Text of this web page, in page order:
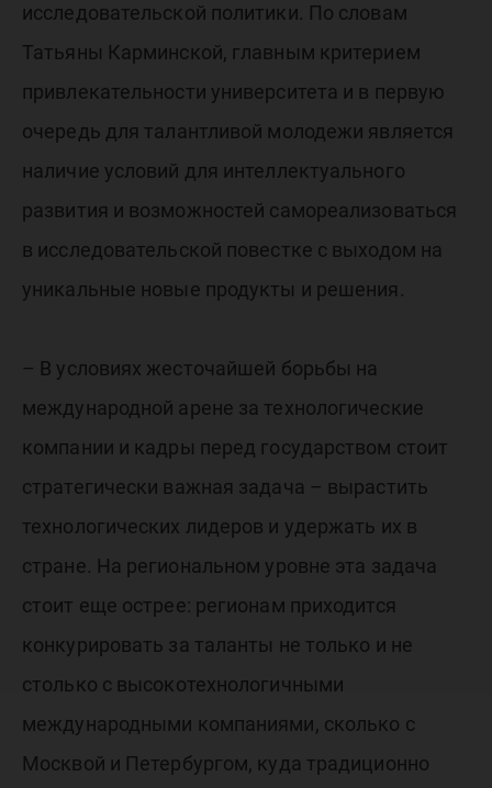
исследовательской политики. По словам
Татьяны Карминской, главным критерием
привлекательности университета и в первую
очередь для талантливой молодежи является
наличие условий для интеллектуального
развития и возможностей самореализоваться
в исследовательской повестке с выходом на
уникальные новые продукты и решения.
– В условиях жесточайшей борьбы на
международной арене за технологические
компании и кадры перед государством стоит
стратегически важная задача – вырастить
технологических лидеров и удержать их в
стране. На региональном уровне эта задача
стоит еще острее: регионам приходится
конкурировать за таланты не только и не
столько с высокотехнологичными
международными компаниями, сколько с
Москвой и Петербургом, куда традиционно